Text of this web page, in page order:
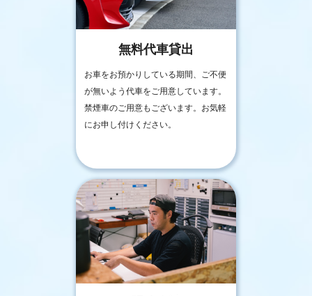
無料代車貸出
お車をお預かりしている期間、ご不便
が無いよう代車をご用意しています。
禁煙車のご用意もございます。お気軽
にお申し付けください。